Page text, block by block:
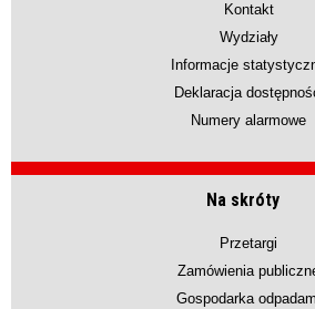
Kontakt
Wydziały
Informacje
Deklaracja
Numery alarmowe
Na skróty
Przetargi
Zamówienia
Gospodarka